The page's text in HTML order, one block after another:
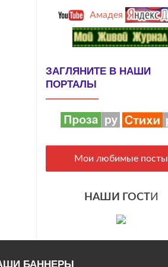
Амадея
ЗАГЛЯНИТЕ В НАШИ
ПОРТАЛЫ
Мои любимые посты
НАШИ ГОСТИ
БАННЕРЫ